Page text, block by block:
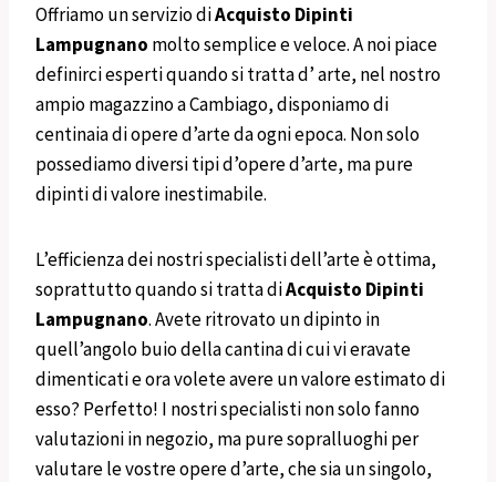
Offriamo un servizio diAcquisto Dipinti
Lampugnano molto semplice e veloce. A noi piace
definirci esperti quando si tratta d’ arte, nel nostro
ampio magazzino a Cambiago, disponiamo di
centinaia di opere d’arte da ogni epoca. Non solo
possediamo diversi tipi d’opere d’arte, ma pure
dipinti di valore inestimabile.
L’efficienza dei nostri specialisti dell’arte è ottima,
soprattutto quando si tratta diAcquisto Dipinti
Lampugnano. Avete ritrovato un dipinto in
quell’angolo buio della cantina di cui vi eravate
dimenticati e ora volete avere un valore estimato di
esso? Perfetto! I nostri specialisti non solo fanno
valutazioni in negozio, ma pure sopralluoghi per
valutare le vostre opere d’arte, che sia un singolo,